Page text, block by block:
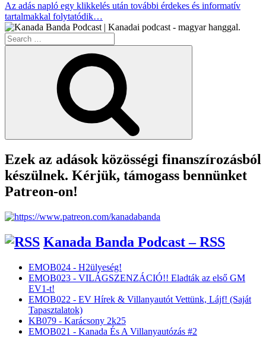
Az adás napló egy klikkelés után további érdekes és informatív
tartalmakkal folytatódik…
Search
for:
Ezek az adások közösségi finanszírozásból
készülnek. Kérjük, támogass bennünket
Patreon-on!
Kanada Banda Podcast – RSS
EMOB024 - H2ülyeség!
EMOB023 - VILÁGSZENZÁCIÓ!! Eladták az első GM
EV1-t!
EMOB022 - EV Hírek & Villanyautót Vettünk, Lájf! (Saját
Tapasztalatok)
KB079 - Karácsony 2k25
EMOB021 - Kanada És A Villanyautózás #2